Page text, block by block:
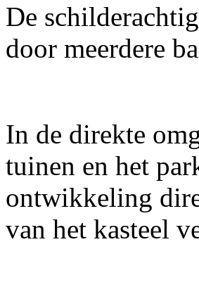
De
door meerdere
In de direkte
tuinen en het
ontwikkeling
van het kasteel